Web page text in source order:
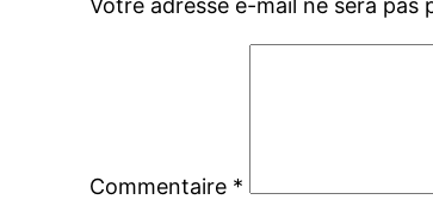
Votre adresse e-mail ne sera pas
Commentaire *